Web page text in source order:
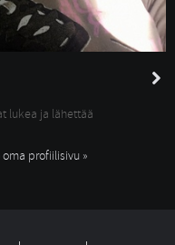
lukea ja lähettää
oma profiilisivu »